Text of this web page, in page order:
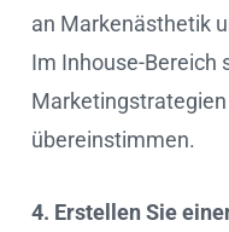
an Markenästhetik
Im Inhouse-Bereich
übereinstimmen.
4. Erstellen Sie